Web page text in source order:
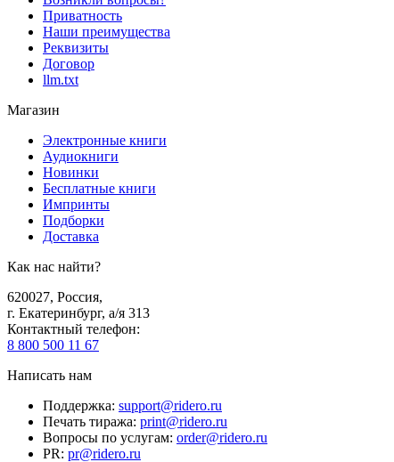
Приватность
Наши преимущества
Реквизиты
Договор
llm.txt
Магазин
Электронные книги
Аудиокниги
Новинки
Бесплатные книги
Импринты
Подборки
Доставка
Как нас найти?
620027, Россия,
г. Екатеринбург, а/я 313
Контактный телефон:
8 800 500 11 67
Написать нам
Поддержка: support@ridero.ru
Печать тиража: print@ridero.ru
Вопросы по услугам: order@ridero.ru
PR: pr@ridero.ru